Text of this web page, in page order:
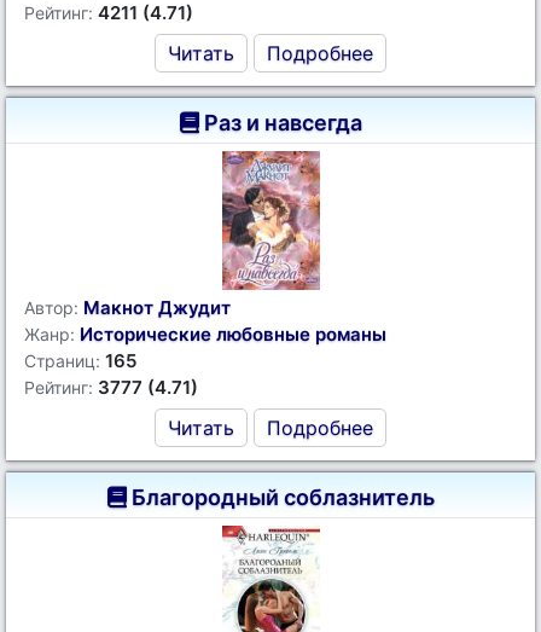
Рейтинг: 4211 (4.71)
Читать Подробнее
Раз и навсегда
Автор: Макнот Джудит
Жанр: Исторические любовные романы
Страниц: 165
Рейтинг: 3777 (4.71)
Читать Подробнее
Благородный соблазнитель